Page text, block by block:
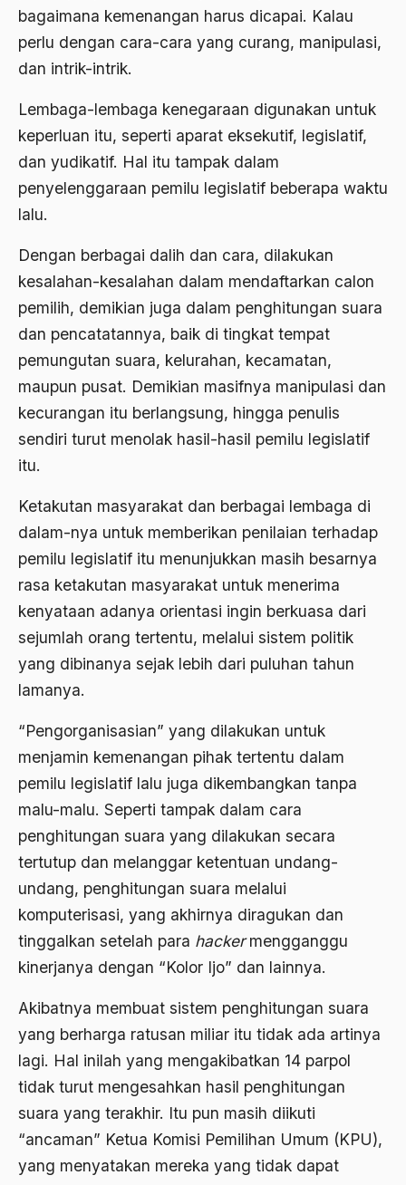
bagaimana kemenangan harus dicapai. Kalau
perlu dengan cara-cara yang curang, manipulasi,
dan intrik-intrik.
Lembaga-lembaga kenegaraan digunakan untuk
keperluan itu, seperti aparat eksekutif, legislatif,
dan yudikatif. Hal itu tampak dalam
penyelenggaraan pemilu legislatif beberapa waktu
lalu.
Dengan berbagai dalih dan cara, dilakukan
kesalahan-kesalahan dalam mendaftarkan calon
pemilih, demikian juga dalam penghitungan suara
dan pencatatannya, baik di tingkat tempat
pemungutan suara, kelurahan, kecamatan,
maupun pusat. Demikian masifnya manipulasi dan
kecurangan itu berlangsung, hingga penulis
sendiri turut menolak hasil-hasil pemilu legislatif
itu.
Ketakutan masyarakat dan berbagai lembaga di
dalam-nya untuk memberikan penilaian terhadap
pemilu legislatif itu menunjukkan masih besarnya
rasa ketakutan masyarakat untuk menerima
kenyataan adanya orientasi ingin berkuasa dari
sejumlah orang tertentu, melalui sistem politik
yang dibinanya sejak lebih dari puluhan tahun
lamanya.
“Pengorganisasian” yang dilakukan untuk
menjamin kemenangan pihak tertentu dalam
pemilu legislatif lalu juga dikembangkan tanpa
malu-malu. Seperti tampak dalam cara
penghitungan suara yang dilakukan secara
tertutup dan melanggar ketentuan undang-
undang, penghitungan suara melalui
komputerisasi, yang akhirnya diragukan dan
tinggalkan setelah para hackermengganggu
kinerjanya dengan “Kolor Ijo” dan lainnya.
Akibatnya membuat sistem penghitungan suara
yang berharga ratusan miliar itu tidak ada artinya
lagi. Hal inilah yang mengakibatkan 14 parpol
tidak turut mengesahkan hasil penghitungan
suara yang terakhir. Itu pun masih diikuti
“ancaman” Ketua Komisi Pemilihan Umum (KPU),
yang menyatakan mereka yang tidak dapat
Ajaran Agama Islam
Ajengan SIngaparna
Akademi Betawi
Akademi Jakarta
akhlak
Akhlaq
Akidah
Aktivis
akulturasi
akulturasi budaya
Al Asnawi
al qaeda
Al-Ghazali
Al-Ikhwanu Al-Muslimun
Al-Ikhwanul Muslimin
Al-qua'an dan Hadist
al-quran
Alexander Solzhenitsyin
Ali Khomeini
Ali Murtopo
Ali Shariati
Ali Syahbana
Aliran AHmadiyah
Aliran Kepercayaan
Alistair Cook
Allah